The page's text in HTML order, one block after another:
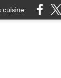
cuisine